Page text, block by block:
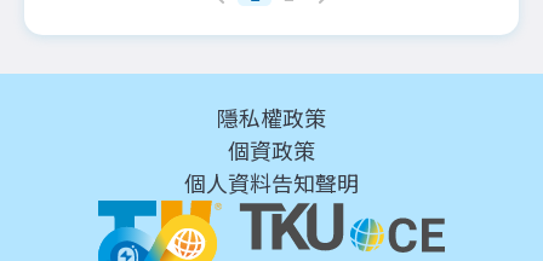
隱私權政策
個資政策
個人資料告知聲明